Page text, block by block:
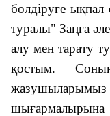
бөлдіруге
туралы" Заңға
алу мен тарату
қостым.
шығармалырына